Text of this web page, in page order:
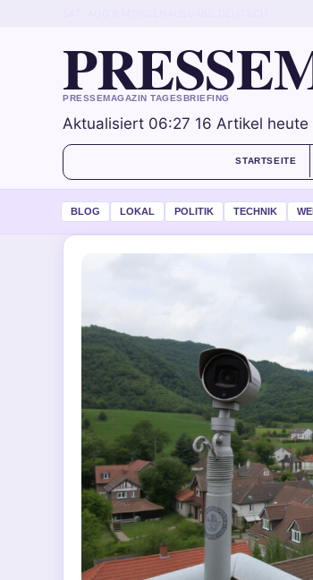
PRESSEMAGAZIN TAGESBRIEFING
Aktualisiert 06:27 16 Artikel heute
STARTSEITE
BLOG LOKAL POLITIK TECHNIK